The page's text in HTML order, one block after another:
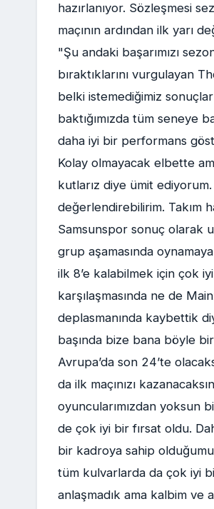
hazırlanıyor. Sözleşmesi
maçının ardından ilk yarı
"Şu andaki başarımızı
bıraktıklarını vurgulayan
belki istemediğimiz
baktığımızda tüm seneye
daha iyi bir performans
Kolay olmayacak elbette
kutlarız diye ümit
değerlendirebilirim. Takım
Samsunspor sonuç olarak
grup aşamasında
ilk 8’e kalabilmek için çok
karşılaşmasında ne de
deplasmanında kaybettik
başında bize bana böyle
Avrupa’da son 24’te
da ilk maçınızı
oyuncularımızdan yoksun
de çok iyi bir fırsat oldu.
bir kadroya sahip
tüm kulvarlarda da çok iyi
anlaşmadık ama kalbim ve